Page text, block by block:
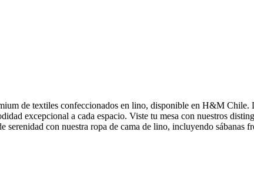
de textiles confeccionados en lino, disponible en H&M Chile.
excepcional a cada espacio. Viste tu mesa con nuestros
serenidad con nuestra ropa de cama de lino, incluyendo sábanas